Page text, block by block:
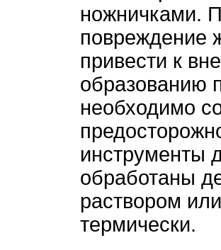
ножничками.
повреждение
привести к
образованию
необходимо
инструменты
обработаны
раствором
термически.